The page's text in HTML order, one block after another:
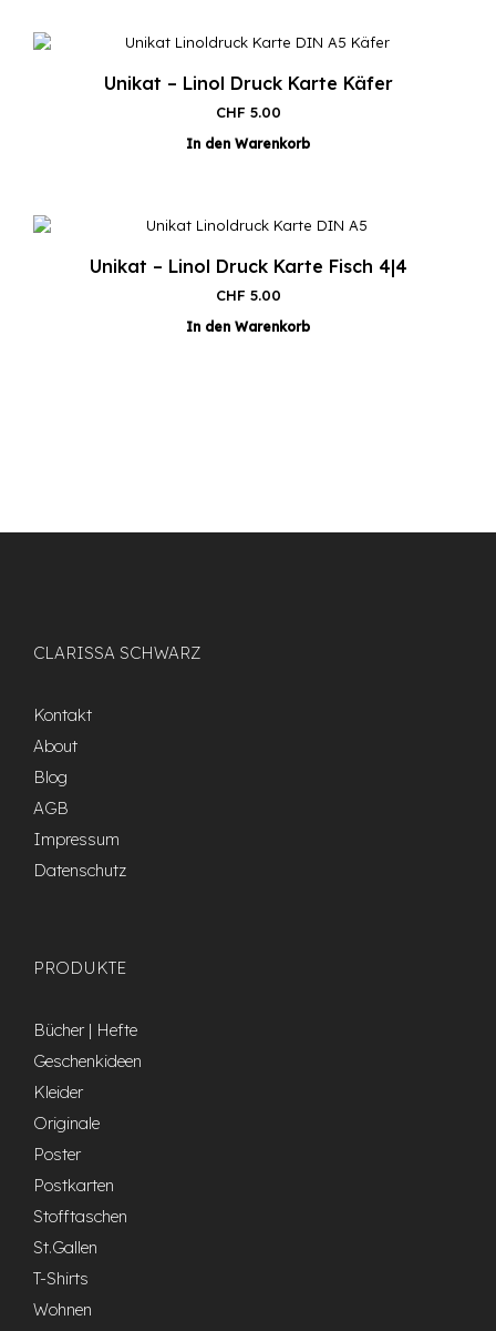
Unikat – Linol Druck Karte Käfer
CHF 5.00
In den Warenkorb
Unikat – Linol Druck Karte Fisch 4|4
CHF 5.00
In den Warenkorb
CLARISSA SCHWARZ
Kontakt
About
Blog
AGB
Impressum
Datenschutz
PRODUKTE
Bücher | Hefte
Geschenkideen
Kleider
Originale
Poster
Postkarten
Stofftaschen
St.Gallen
T-Shirts
Wohnen